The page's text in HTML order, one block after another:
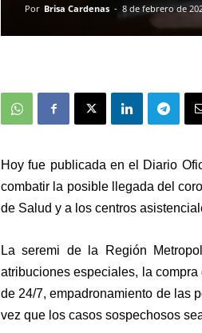
Por Brisa Cardenas - 8 de febrero de
Hoy fue publicada en el Diario
combatir la posible llegada del
de Salud y a los centros
La seremi de la Región
atribuciones especiales, la
de 24/7, empadronamiento de las
vez que los casos sospechosos